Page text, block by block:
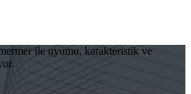
ile uyumu, karakteristik ve